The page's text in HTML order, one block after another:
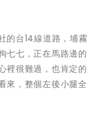
的台14線道路，埔霧
七七，正在馬路邊的
裡很難過，也肯定的
來，整個左後小腿全